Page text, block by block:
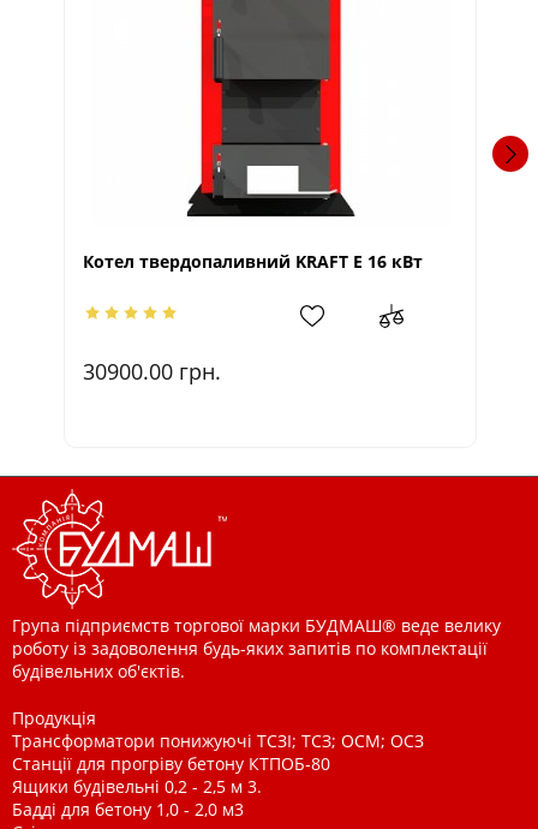
Котел твердопаливний KRAFT E 16 кВт
30900.00 грн.
Група підприємств торгової марки БУДМАШ® веде велику
роботу із задоволення будь-яких запитів по комплектації
будівельних об'єктів.
Продукція
Трансформатори понижуючі ТСЗІ; ТСЗ; ОСМ; ОСЗ
Станції для прогріву бетону КТПОБ-80
Ящики будівельні 0,2 - 2,5 м 3.
Бадді для бетону 1,0 - 2,0 м3